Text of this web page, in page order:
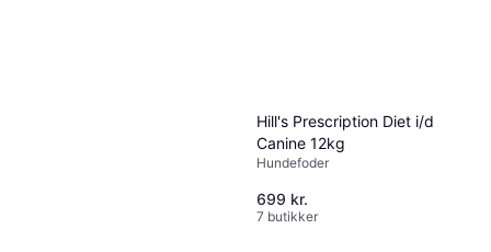
Hill's Prescription Diet i/d
Canine 12kg
Hundefoder
699 kr.
7 butikker